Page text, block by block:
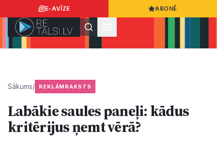
E-AVĪZE ABONĒ
Ziņas
Sākums/ REKLĀMRAKSTS
Labākie saules paneļi: kādus
kritērijus ņemt vērā?